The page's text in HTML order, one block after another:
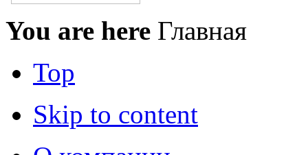
You are here Главная
Top
Skip to content